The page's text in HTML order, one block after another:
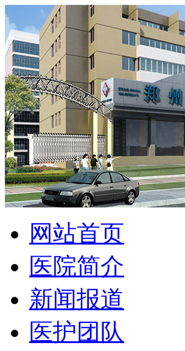
网站首页
医院简介
新闻报道
医护团队